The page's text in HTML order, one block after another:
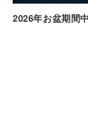
2026年お盆期間